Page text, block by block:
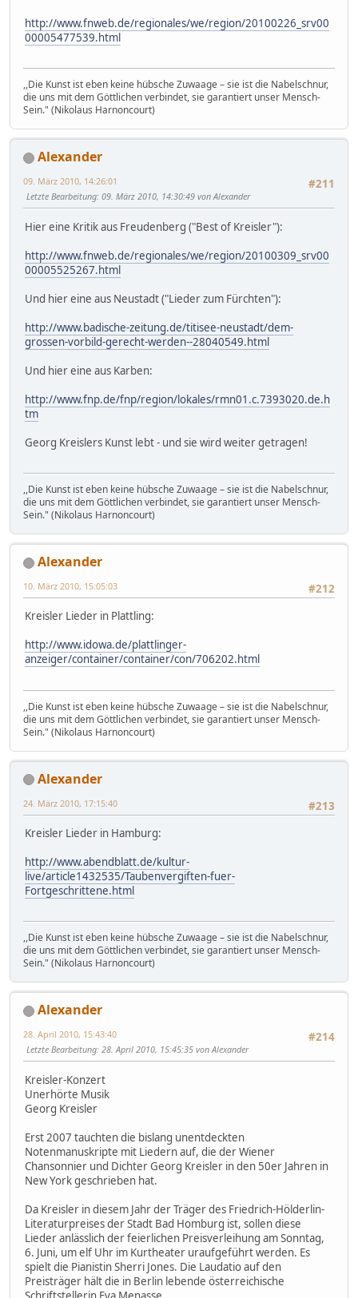
http://www.fnweb.de/regionales/we/region/20100226_srv00
00005477539.html
,,Die Kunst ist eben keine hübsche Zuwaage – sie ist die Nabelschnur,
die uns mit dem Göttlichen verbindet, sie garantiert unser Mensch-
Sein." (Nikolaus Harnoncourt)
Alexander
#211
09. März 2010, 14:26:01
Letzte Bearbeitung: 09. März 2010, 14:30:49 von Alexander
Hier eine Kritik aus Freudenberg ("Best of Kreisler"):
http://www.fnweb.de/regionales/we/region/20100309_srv00
00005525267.html
Und hier eine aus Neustadt ("Lieder zum Fürchten"):
http://www.badische-zeitung.de/titisee-neustadt/dem-
grossen-vorbild-gerecht-werden--28040549.html
Und hier eine aus Karben:
http://www.fnp.de/fnp/region/lokales/rmn01.c.7393020.de.h
tm
Georg Kreislers Kunst lebt - und sie wird weiter getragen!
,,Die Kunst ist eben keine hübsche Zuwaage – sie ist die Nabelschnur,
die uns mit dem Göttlichen verbindet, sie garantiert unser Mensch-
Sein." (Nikolaus Harnoncourt)
Alexander
#212
10. März 2010, 15:05:03
Kreisler Lieder in Plattling:
http://www.idowa.de/plattlinger-
anzeiger/container/container/con/706202.html
,,Die Kunst ist eben keine hübsche Zuwaage – sie ist die Nabelschnur,
die uns mit dem Göttlichen verbindet, sie garantiert unser Mensch-
Sein." (Nikolaus Harnoncourt)
Alexander
#213
24. März 2010, 17:15:40
Kreisler Lieder in Hamburg:
http://www.abendblatt.de/kultur-
live/article1432535/Taubenvergiften-fuer-
Fortgeschrittene.html
,,Die Kunst ist eben keine hübsche Zuwaage – sie ist die Nabelschnur,
die uns mit dem Göttlichen verbindet, sie garantiert unser Mensch-
Sein." (Nikolaus Harnoncourt)
Alexander
#214
28. April 2010, 15:43:40
Letzte Bearbeitung: 28. April 2010, 15:45:35 von Alexander
Kreisler-Konzert
Unerhörte Musik
Georg Kreisler
Erst 2007 tauchten die bislang unentdeckten
Notenmanuskripte mit Liedern auf, die der Wiener
Chansonnier und Dichter Georg Kreisler in den 50er Jahren in
New York geschrieben hat.
Da Kreisler in diesem Jahr der Träger des Friedrich-Hölderlin-
Literaturpreises der Stadt Bad Homburg ist, sollen diese
Lieder anlässlich der feierlichen Preisverleihung am Sonntag,
6. Juni, um elf Uhr im Kurtheater uraufgeführt werden. Es
spielt die Pianistin Sherri Jones. Die Laudatio auf den
Preisträger hält die in Berlin lebende österreichische